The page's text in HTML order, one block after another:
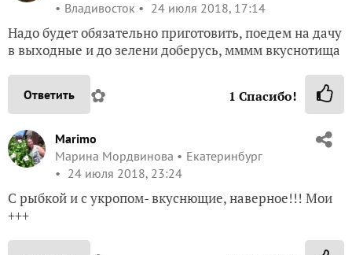
Владивосток
24 июля 2018, 17:14
Надо будет обязательно приготовить, поедем на дачу
в выходные и до зелени доберусь, мммм вкуснотища
Ответить ✿ 1 Спасибо!
Marimo
Марина Мордвинова
Екатеринбург
24 июля 2018, 23:24
С рыбкой и с укропом- вкуснющие, наверное!!! Мои
+++